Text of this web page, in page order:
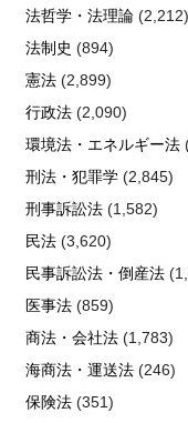
法哲学・法理論(2,212)
法制史 (894)
憲法(2,899)
行政法(2,090)
環境法・エネルギー法
刑法・犯罪学(2,845)
刑事訴訟法(1,582)
民法(3,620)
民事訴訟法・倒産法
医事法(859)
商法・会社法(1,783)
海商法・運送法(246)
保険法(351)